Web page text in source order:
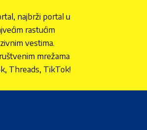
najbrži portal u
rastućim
vestima.
mrežama
Threads, TikTok!